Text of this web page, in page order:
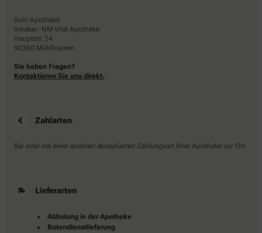
Sulz-Apotheke
Inhaber: NM Vital Apotheke
Hauptstr. 24
92360 Mühlhausen
Sie haben Fragen?
Kontaktieren Sie uns direkt.
Zahlarten
Bar oder mit einer anderen akzeptierten Zahlungsart Ihrer Apotheke vor Ort.
Lieferarten
Abholung in der Apotheke
Botendienstlieferung